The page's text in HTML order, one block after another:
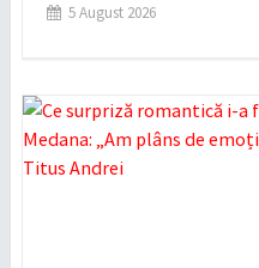
5 August 2026